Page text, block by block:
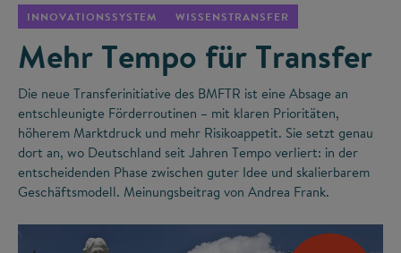
INNOVATIONSSYSTEM WISSENSTRANSFER
Mehr Tempo für Transfer
Die neue Transferinitiative des BMFTR ist eine Absage an
entschleunigte Förderroutinen – mit klaren Prioritäten,
höherem Marktdruck und mehr Risikoappetit. Sie setzt genau
dort an, wo Deutschland seit Jahren Tempo verliert: in der
entscheidenden Phase zwischen guter Idee und skalierbarem
Geschäftsmodell. Meinungsbeitrag von Andrea Frank.